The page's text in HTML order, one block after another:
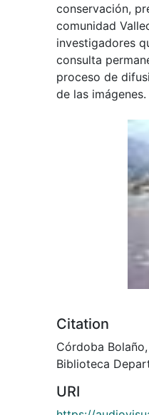
conservación,
comunidad
investigadores
consulta
proceso de
de las imágenes.
Citation
Córdoba
Biblioteca
URI